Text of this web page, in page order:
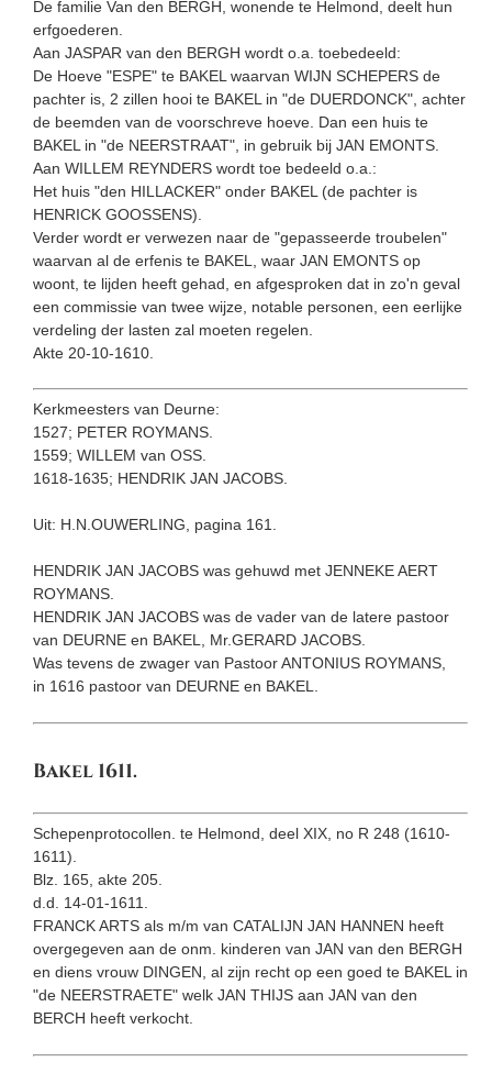
De familie Van den BERGH, wonende te Helmond, deelt hun
erf­goederen.
Aan JASPAR van den BERGH wordt o.a. toebedeeld:
De Hoeve "ESPE" te BAKEL waarvan WIJN SCHEPERS de
pachter is, 2 zillen hooi te BAKEL in "de DUERDONCK", achter
de beemden van de voorschreve hoeve. Dan een huis te
BAKEL in "de NEER­STRAAT", in gebruik bij JAN EMONTS.
Aan WILLEM REYNDERS wordt toe bedeeld o.a.:
Het huis "den HILLACKER" onder BAKEL (de pachter is
HENRICK GOOSSENS).
Verder wordt er verwezen naar de "gepasseerde troubelen"
waarvan al de erfenis te BAKEL, waar JAN EMONTS op
woont, te lijden heeft gehad, en afgesproken dat in zo'n geval
een commissie van twee wijze, notable personen, een eerlijke
verdeling der lasten zal moeten regelen.
Akte 20-10-1610.
Kerkmeesters van Deurne:
1527; PETER ROYMANS.
1559; WILLEM van OSS.
1618-1635; HENDRIK JAN JACOBS.
Uit: H.N.OUWERLING, pagina 161.
HENDRIK JAN JACOBS was gehuwd met JENNEKE AERT
ROYMANS.
HENDRIK JAN JACOBS was de vader van de latere pastoor
van DEURNE en BAKEL, Mr.GERARD JACOBS.
Was tevens de zwager van Pastoor ANTONIUS ROYMANS,
in 1616 pastoor van DEURNE en BAKEL.
Bakel 1611.
Schepenprotocollen. te Helmond, deel XIX, no R 248 (1610-
1611).
Blz. 165, akte 205.
d.d. 14-01-1611.
FRANCK ARTS als m/m van CATALIJN JAN HANNEN heeft
overgegeven aan de onm. kinderen van JAN van den BERGH
en diens vrouw DINGEN, al zijn recht op een goed te BAKEL in
"de NEERSTRAETE" welk JAN THIJS aan JAN van den
BERCH heeft verkocht.